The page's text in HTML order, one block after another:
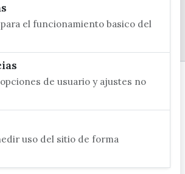
el funcionamiento basico del
de usuario y ajustes no
uso del sitio de forma